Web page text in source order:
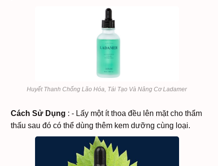
Huyết Thanh Chống Lão Hóa, Tái Tạo Và Nâng Cơ Ladamer
Cách Sử Dụng : - Lấy một ít thoa đều lên mặt cho thẩm
thấu sau đó có thể dùng thêm kem dưỡng cùng loại.